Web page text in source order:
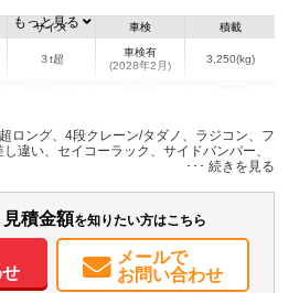
サイズ
３t超
車検
車検有
(2028年2月)
積載
3,250(kg)
W:2,220
H:2,800
ィンドウ ABS エアバッグ
集中ドアロック
モニター 取扱説明書（一部含む）
もっと見る
ロング、4段クレーン/タダノ、ラジコン、フ
違い、セイコーラック、サイドバンパー、
積金額を知りたい方はこちら
メールで
お問い合わせ